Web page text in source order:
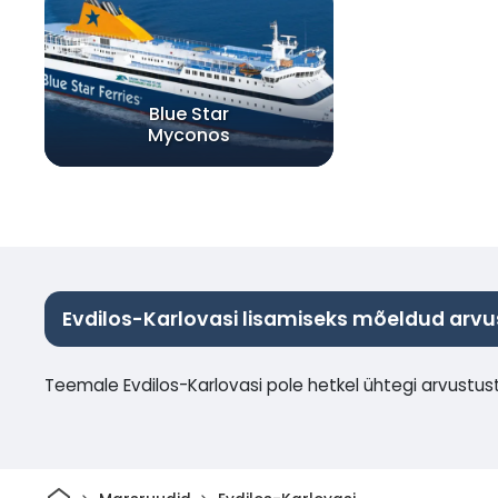
Blue Star
Myconos
Evdilos-Karlovasi lisamiseks mõeldud
Teemale Evdilos-Karlovasi pole hetkel ühtegi
Avaleht